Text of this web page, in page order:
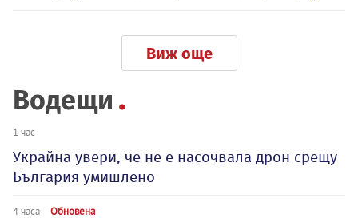
Виж още
Водещи
1 час
Украйна увери, че не е насочвала дрон срещу
България умишлено
4 часа Обновена